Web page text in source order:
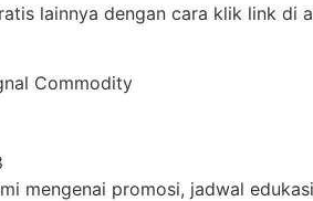
lainnya dengan cara klik link di
Commodity
mengenai promosi, jadwal